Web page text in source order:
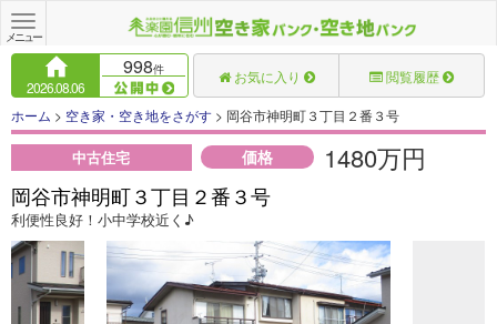
Toggle
navigation
メニュー
2026.08.06
998件 お気に入り 閲覧履歴
ホーム > 空き家・空き地をさがす > 岡谷市神明町３丁目２番３号
中古住宅 価格 1480万円
岡谷市神明町３丁目２番３号
利便性良好！小中学校近く♪